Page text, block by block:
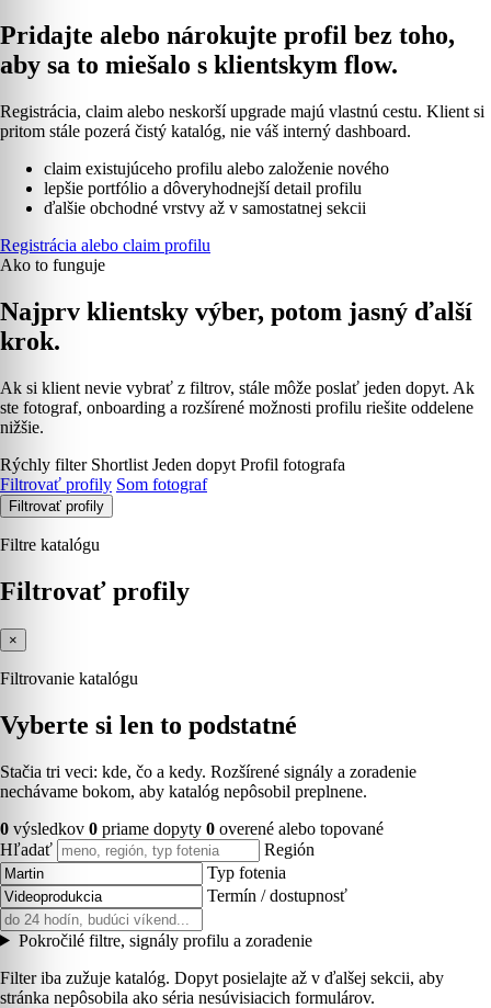
Pridajte alebo nárokujte profil bez toho,
aby sa to miešalo s klientskym flow.
Registrácia, claim alebo neskorší upgrade majú vlastnú cestu. Klient si
pritom stále pozerá čistý katalóg, nie váš interný dashboard.
claim existujúceho profilu alebo založenie nového
lepšie portfólio a dôveryhodnejší detail profilu
ďalšie obchodné vrstvy až v samostatnej sekcii
Registrácia alebo claim profilu
Ako to funguje
Najprv klientsky výber, potom jasný ďalší
krok.
Ak si klient nevie vybrať z filtrov, stále môže poslať jeden dopyt. Ak
ste fotograf, onboarding a rozšírené možnosti profilu riešite oddelene
nižšie.
Rýchly filter Shortlist Jeden dopyt Profil fotografa
Filtrovať profily Som fotograf
Filtrovať profily
Filtre katalógu
Filtrovať profily
×
Filtrovanie katalógu
Vyberte si len to podstatné
Stačia tri veci: kde, čo a kedy. Rozšírené signály a zoradenie
nechávame bokom, aby katalóg nepôsobil preplnene.
0 výsledkov 0 priame dopyty 0 overené alebo topované
Hľadať
Región
Typ fotenia
Termín / dostupnosť
Pokročilé filtre, signály profilu a zoradenie
Filter iba zužuje katalóg. Dopyt posielajte až v ďalšej sekcii, aby
stránka nepôsobila ako séria nesúvisiacich formulárov.